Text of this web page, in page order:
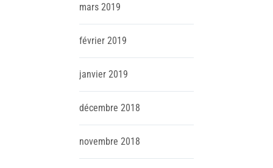
mars 2019
février 2019
janvier 2019
décembre 2018
novembre 2018